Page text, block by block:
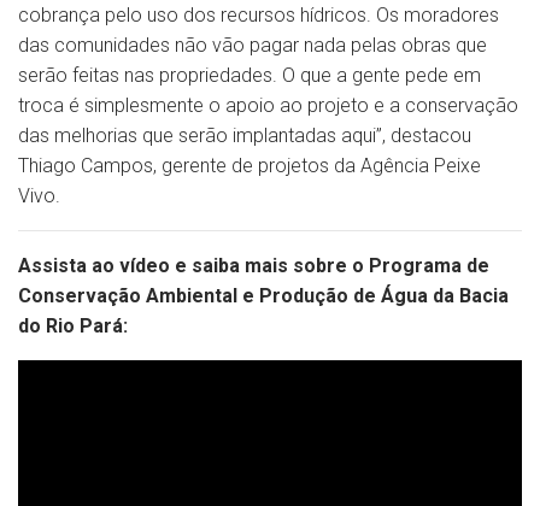
cobrança pelo uso dos recursos hídricos. Os moradores
das comunidades não vão pagar nada pelas obras que
serão feitas nas propriedades. O que a gente pede em
troca é simplesmente o apoio ao projeto e a conservação
das melhorias que serão implantadas aqui”, destacou
Thiago Campos, gerente de projetos da Agência Peixe
Vivo.
Assista ao vídeo e saiba mais sobre o Programa de
Conservação Ambiental e Produção de Água da Bacia
do Rio Pará: